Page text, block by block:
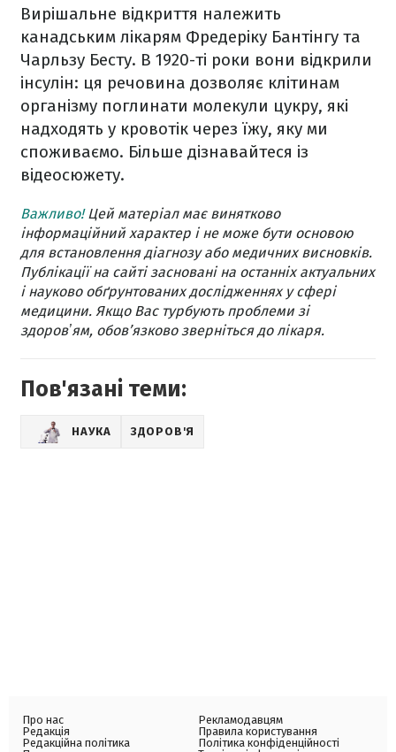
Вирішальне відкриття належить
канадським лікарям Фредеріку Бантінгу та
Чарльзу Бесту. В 1920-ті роки вони відкрили
інсулін: ця речовина дозволяє клітинам
організму поглинати молекули цукру, які
надходять у кровотік через їжу, яку ми
споживаємо. Більше дізнавайтеся із
відеосюжету.
Важливо!Цей матеріал має винятково
інформаційний характер і не може бути основою
для встановлення діагнозу або медичних висновків.
Публікації на сайті засновані на останніх актуальних
і науково обґрунтованих дослідженнях у сфері
медицини. Якщо Вас турбують проблеми зі
здоровʼям, обов’язково зверніться до лікаря.
Пов'язані теми:
НАУКА ЗДОРОВ'Я
Про нас
Редакція
Редакційна політика
Рекламодавцям
Правила користування
Політика конфіденційності